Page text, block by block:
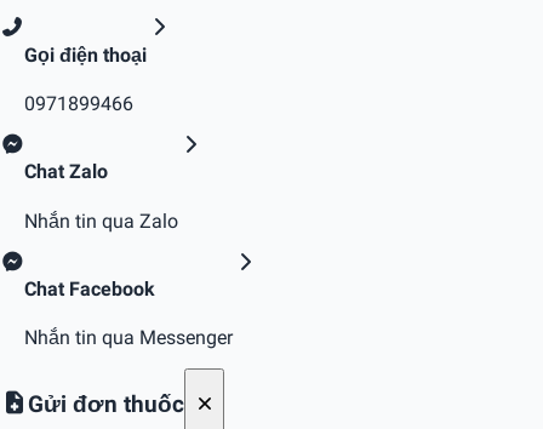
Gọi điện thoại
0971899466
Chat Zalo
Nhắn tin qua Zalo
Chat Facebook
Nhắn tin qua Messenger
Gửi đơn thuốc